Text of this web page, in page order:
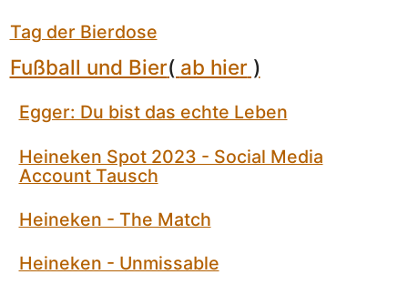
Tag der Bierdose
Fußball und Bier( ab hier)
Egger: Du bist das echte Leben
Heineken Spot 2023 - Social Media
Account Tausch
Heineken - The Match
Heineken - Unmissable